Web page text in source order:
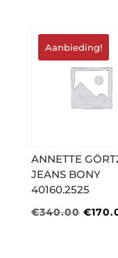
Aanbieding!
ANNETTE
JEANS BONY
40160.2525
€340.00 €